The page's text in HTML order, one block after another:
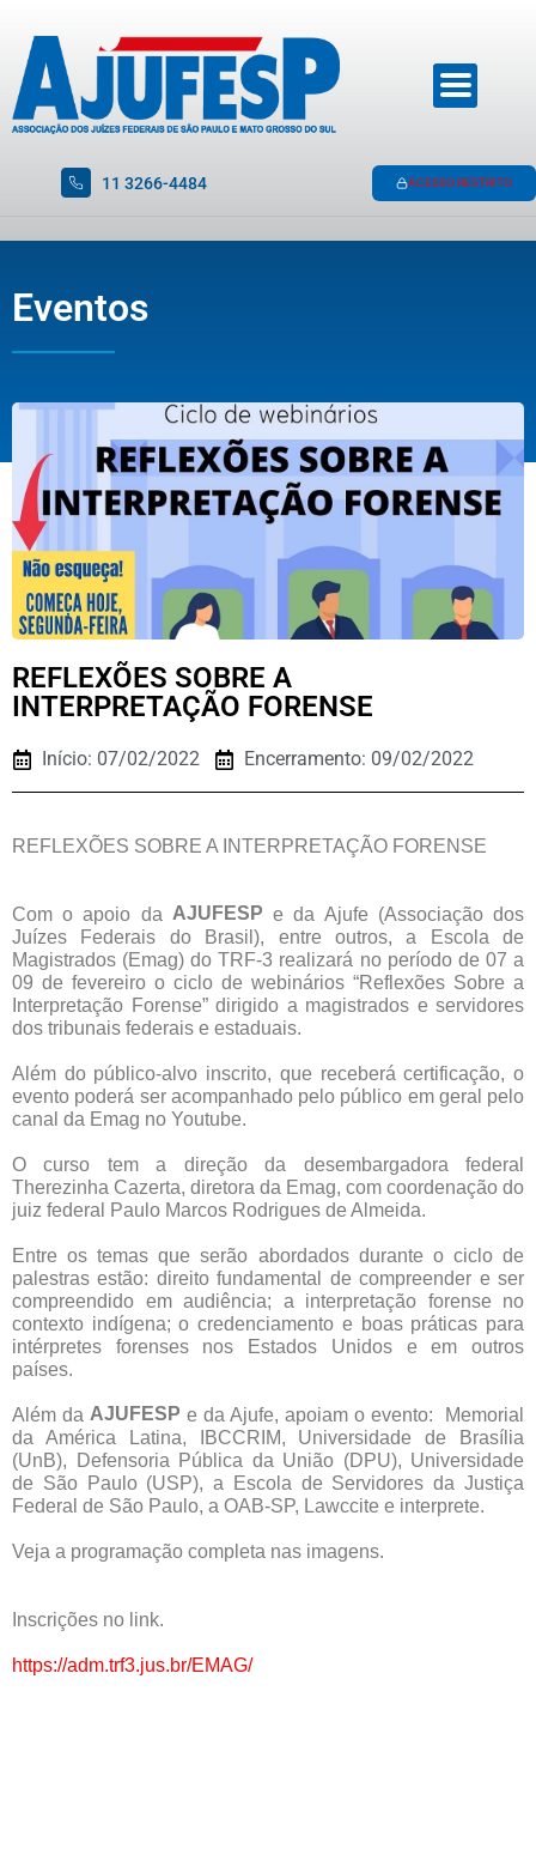
11 3266-4484 ACESSO RESTRITO
Eventos
REFLEXÕES SOBRE A
INTERPRETAÇÃO FORENSE
Início: 07/02/2022 Encerramento: 09/02/2022
REFLEXÕES SOBRE A INTERPRETAÇÃO FORENSE
Com o apoio da AJUFESP e da Ajufe (Associação dos
Juízes Federais do Brasil), entre outros, a Escola de
Magistrados (Emag) do TRF-3 realizará no período de 07 a
09 de fevereiro o ciclo de webinários “Reflexões Sobre a
Interpretação Forense” dirigido a magistrados e servidores
dos tribunais federais e estaduais.
Além do público-alvo inscrito, que receberá certificação, o
evento poderá ser acompanhado pelo público em geral pelo
canal da Emag no Youtube.
O curso tem a direção da desembargadora federal
Therezinha Cazerta, diretora da Emag, com coordenação do
juiz federal Paulo Marcos Rodrigues de Almeida.
Entre os temas que serão abordados durante o ciclo de
palestras estão: direito fundamental de compreender e ser
compreendido em audiência; a interpretação forense no
contexto indígena; o credenciamento e boas práticas para
intérpretes forenses nos Estados Unidos e em outros
países.
Além da AJUFESP e da Ajufe, apoiam o evento: Memorial
da América Latina, IBCCRIM, Universidade de Brasília
(UnB), Defensoria Pública da União (DPU), Universidade
de São Paulo (USP), a Escola de Servidores da Justiça
Federal de São Paulo, a OAB-SP, Lawccite e interprete.
Veja a programação completa nas imagens.
Inscrições no link.
https://adm.trf3.jus.br/EMAG/